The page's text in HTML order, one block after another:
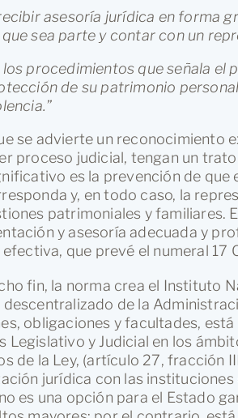
asesoría jurídica en forma
que sea parte y contar con un
los procedimientos que señala el
de su patrimonio
se advierte un reconocimiento
proceso judicial, tengan un
es la prevención de
y, en todo caso, la
patrimoniales y familiares.
y asesoría adecuada y
que prevé el numeral 17
fin, la norma crea el Instituto
de la
obligaciones y facultades,
Legislativo y Judicial en los
de la Ley, (artículo 27, fracción
jurídica con las
es una opción para el Estado